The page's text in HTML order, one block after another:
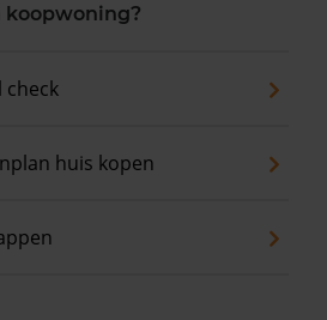
koopwoning?
check
huis kopen